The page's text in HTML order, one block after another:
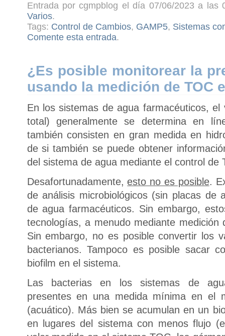
Entrada por cgmpblog el día 07/06/2023 a
Varios.
Tags: Control de Cambios, GAMP5, Sistemas
Comente esta entrada.
¿Es posible monitorear la
usando la medición de TOC
En los sistemas de agua farmacéuticos,
total) generalmente se determina en
también consisten en gran medida en
de si también se puede obtener
del sistema de agua mediante el control de
Desafortunadamente,esto no es posible.
de análisis microbiológicos (sin placas de
de agua farmacéuticos. Sin embargo,
tecnologías, a menudo mediante
Sin embargo, no es posible convertir los
bacterianos. Tampoco es posible sacar
biofilm en el sistema.
Las bacterias en los sistemas de
presentes en una medida mínima en el
(acuático). Más bien se acumulan en un
en lugares del sistema con menos flujo